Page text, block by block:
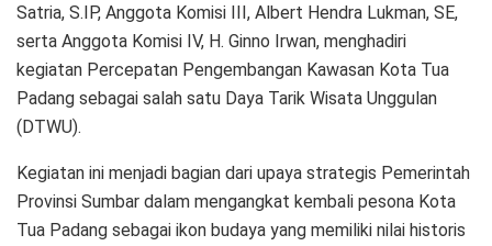
Satria, S.IP, Anggota Komisi III, Albert Hendra Lukman, SE,
serta Anggota Komisi IV, H. Ginno Irwan, menghadiri
kegiatan Percepatan Pengembangan Kawasan Kota Tua
Padang sebagai salah satu Daya Tarik Wisata Unggulan
(DTWU).
Kegiatan ini menjadi bagian dari upaya strategis Pemerintah
Provinsi Sumbar dalam mengangkat kembali pesona Kota
Tua Padang sebagai ikon budaya yang memiliki nilai historis